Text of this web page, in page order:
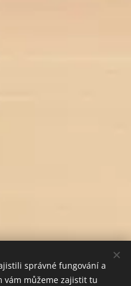
správné fungování a
vám můžeme zajistit tu